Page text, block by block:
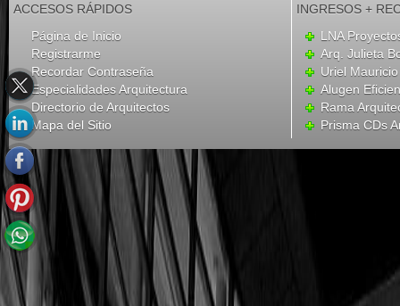
ACCESOS RÁPIDOS
Página de Inicio
Registrarme
Recordar Contraseña
Especialidades Arquitectura
Directorio de Arquitectos
Mapa del Sitio
INGRESOS +
LNA
Arq. Julieta
Uriel
Alugen
Rama
Prisma CDs